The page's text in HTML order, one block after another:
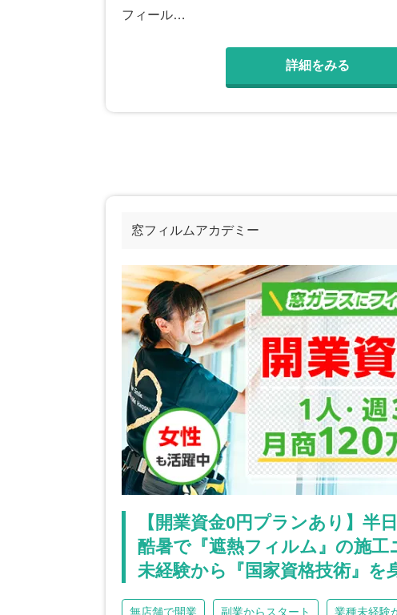
フィール…
詳細をみる
窓フィルムアカデミー
【開業資金0円プランあり】半
酷暑で『遮熱フィルム』の施工
未経験から『国家資格技術』を
無店舗で開業 副業からスタート 業種未経験